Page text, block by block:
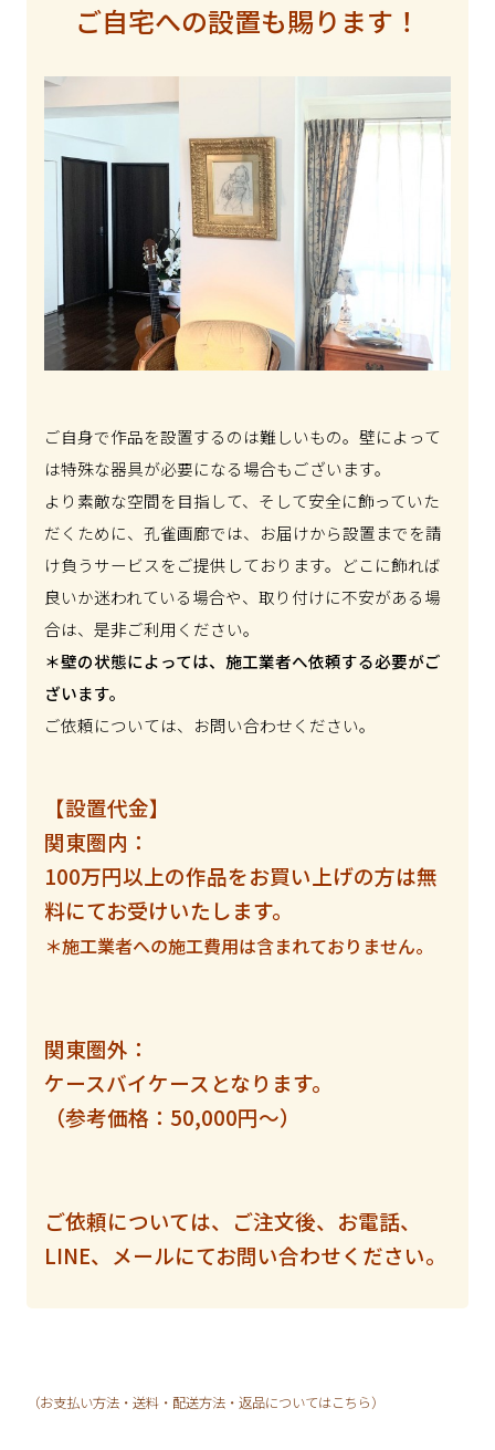
ご自宅への設置も賜ります！
ご自身で作品を設置するのは難しいもの。壁によって
は特殊な器具が必要になる場合もございます。
より素敵な空間を目指して、そして安全に飾っていた
だくために、孔雀画廊では、お届けから設置までを請
け負うサービスをご提供しております。どこに飾れば
良いか迷われている場合や、取り付けに不安がある場
合は、是非ご利用ください。
＊壁の状態によっては、施工業者へ依頼する必要がご
ざいます。
ご依頼については、お問い合わせください。
【設置代金】
関東圏内：
100万円以上の作品をお買い上げの方は無
料にてお受けいたします。
＊施工業者への施工費用は含まれておりません。
関東圏外：
ケースバイケースとなります。
（参考価格：50,000円〜）
ご依頼については、ご注文後、お電話、
LINE、メールにてお問い合わせください。
（お支払い方法・送料・配送方法・返品についてはこちら）